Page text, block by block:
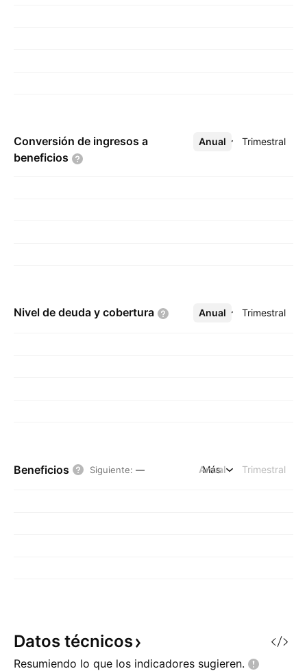
Conversión de ingresos a
beneficios
Anual Trimestral
Más
Nivel de deuda y cobertura Anual Trimestral
Más
Beneficios Siguiente: — Anual Trimestral
Más
Datos técnicos
Resumiendo lo que los indicadores sugieren.